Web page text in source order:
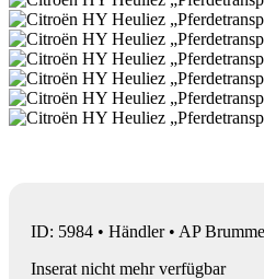
ID: 5984 • Händler • AP
Inserat nicht mehr verfügbar